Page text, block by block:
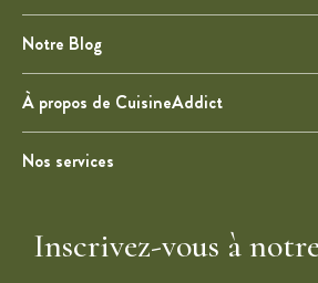
Notre Blog
À propos de CuisineAddict
Nos services
Inscrivez-vous à